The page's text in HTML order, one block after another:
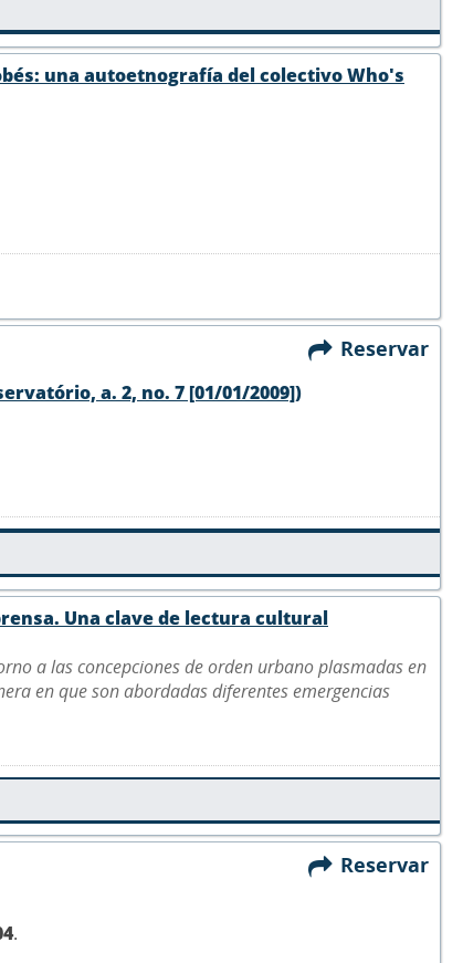
una autoetnografía del colectivo Who's
Reservar
a. 2, no. 7 [01/01/2009])
Una clave de lectura cultural
a las concepciones de orden urbano plasmadas en
en que son abordadas diferentes emergencias
Reservar
.